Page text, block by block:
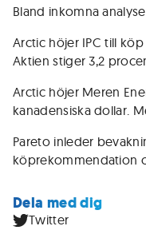
Bland inkomna
Arctic höjer IPC till
Aktien stiger 3,2
Arctic höjer Meren
kanadensiska dollar.
Pareto inleder
köprekommendation
Dela med dig
Twitter